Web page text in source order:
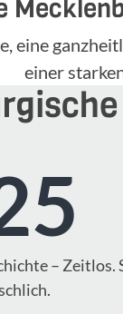
eine
einer
– Zeitlos.